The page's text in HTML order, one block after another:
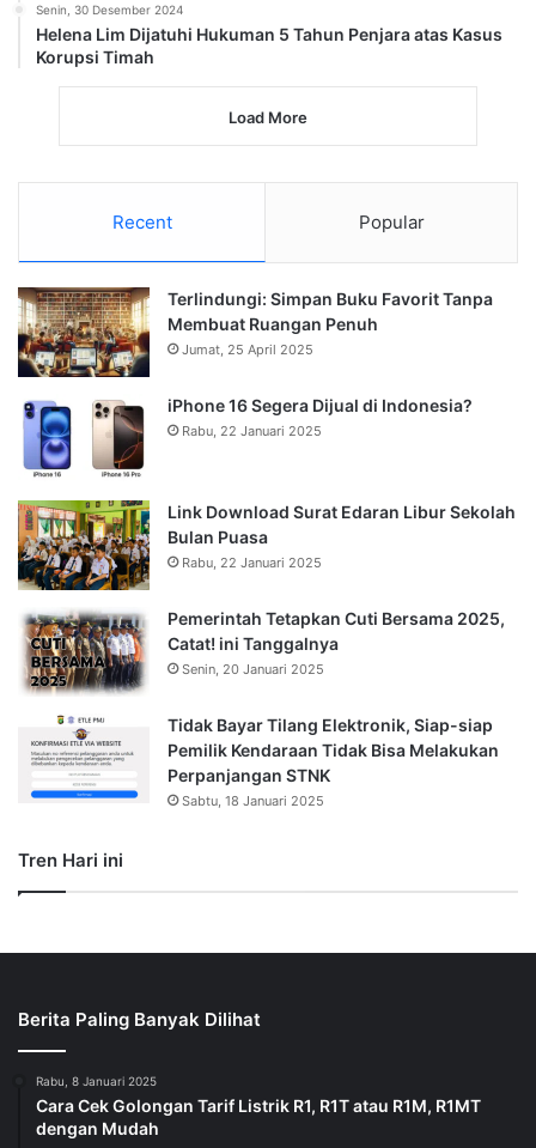
Senin, 30 Desember 2024
Helena Lim Dijatuhi Hukuman 5 Tahun Penjara atas Kasus
Korupsi Timah
Load More
Recent Popular
Terlindungi: Simpan Buku Favorit Tanpa
Membuat Ruangan Penuh
Jumat, 25 April 2025
iPhone 16 Segera Dijual di Indonesia?
Rabu, 22 Januari 2025
Link Download Surat Edaran Libur Sekolah
Bulan Puasa
Rabu, 22 Januari 2025
Pemerintah Tetapkan Cuti Bersama 2025,
Catat! ini Tanggalnya
Senin, 20 Januari 2025
Tidak Bayar Tilang Elektronik, Siap-siap
Pemilik Kendaraan Tidak Bisa Melakukan
Perpanjangan STNK
Sabtu, 18 Januari 2025
Tren Hari ini
Berita Paling Banyak Dilihat
Rabu, 8 Januari 2025
Cara Cek Golongan Tarif Listrik R1, R1T atau R1M, R1MT
dengan Mudah